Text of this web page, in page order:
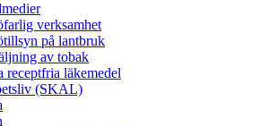
verksamhet
på lantbruk
av tobak
receptfria läkemedel
(SKAL)